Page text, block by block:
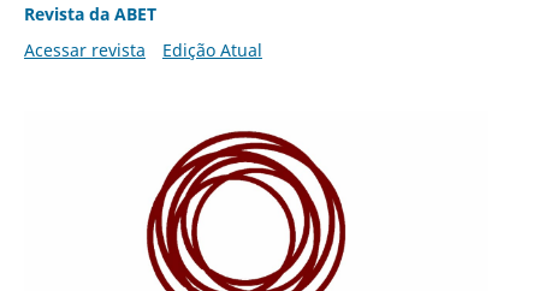
Revista da ABET
Acessar revista
Edição Atual